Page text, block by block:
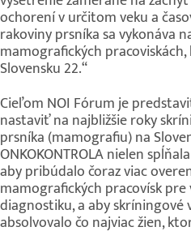
ochorení v určitom veku a
rakoviny prsníka sa vykonáva
mamografických
Slovensku 22.“
Cieľom NOI Fórum je
nastaviť na najbližšie roky
prsníka (mamografiu) na
ONKOKONTROLA nielen
aby pribúdalo čoraz viac
mamografických pracovísk
diagnostiku, a aby
absolvovalo čo najviac žien,